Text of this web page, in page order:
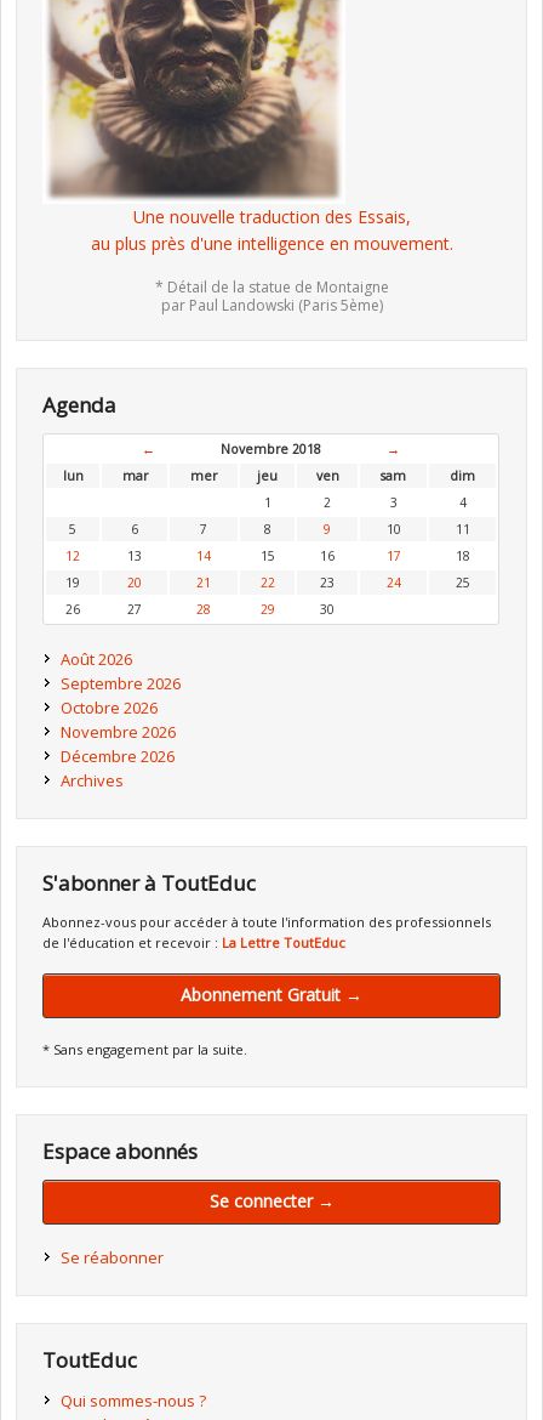
Une nouvelle traduction des Essais,
au plus près d'une intelligence en mouvement.
* Détail de la statue de Montaigne
par Paul Landowski (Paris 5ème)
Agenda
← Novembre 2018
→
lun
mar mer jeu ven sam
dim
1
2 3
4
5
6 7 8 9 10
11
12
13 14 15 16 17
18
19
20 21 22 23 24
25
26
27 28 29 30
Août 2026
Septembre 2026
Octobre 2026
Novembre 2026
Décembre 2026
Archives
S'abonner à ToutEduc
Abonnez-vous pour accéder à toute l'information des professionnels
de l'éducation et recevoir : La Lettre ToutEduc
Abonnement Gratuit →
* Sans engagement par la suite.
Espace abonnés
Se connecter →
Se réabonner
ToutEduc
Qui sommes-nous ?